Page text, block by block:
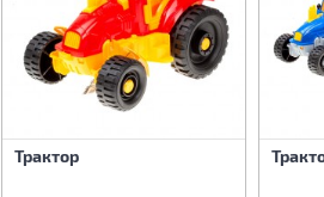
Трактор